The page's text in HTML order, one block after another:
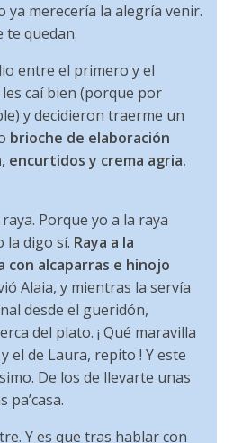
ya merecería la alegría venir.
te quedan.
entre el primero y el
caí bien (porque por
y decidieron traerme un
brioche de elaboración
encurtidos y crema agria.
Porque yo a la raya
la digo sí. Raya a la
con alcaparras e hinojo
Alaia, y mientras la servía
desde el gueridón,
del plato. ¡ Qué maravilla
el de Laura, repito ! Y este
De los de llevarte unas
pa’casa.
Y es que tras hablar con